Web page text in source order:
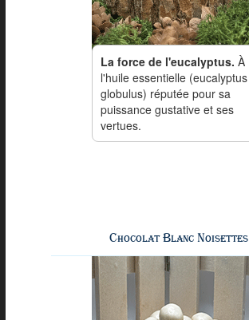
La force de l'eucalyptus. À
l'huile essentielle (eucalyptus
globulus) réputée pour sa
puissance gustative et ses
vertues.
Chocolat Blanc Noisettes